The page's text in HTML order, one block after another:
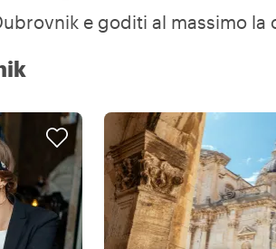
e goditi al massimo la